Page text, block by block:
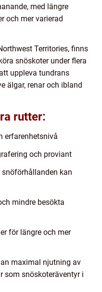
med längre
och mer varierad
Territories, finns
snöskoter under flera
uppleva tundrans
älgar, renar och ibland
rutter:
erfarenhetsnivå
och proviant
snöförhållanden kan
mindre besökta
för längre och mer
maximal njutning av
som snöskoteräventyr i